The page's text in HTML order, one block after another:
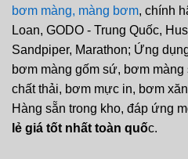
bơm màng, màng bơm, chính
Loan, GODO - Trung Quốc,
Sandpiper, Marathon; Ứng
bơm màng gốm sứ, bơm
chất thải, bơm mực in, bơm
Hàng sẵn trong kho, đáp ứng
lẻ giá tốt nhất toàn quốc.